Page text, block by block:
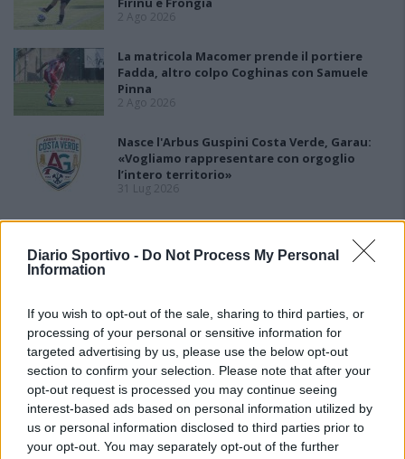
Diario Sportivo - Do Not Process My Personal
Information
If you wish to opt-out of the sale, sharing to third parties, or
processing of your personal or sensitive information for
targeted advertising by us, please use the below opt-out
section to confirm your selection. Please note that after your
opt-out request is processed you may continue seeing
interest-based ads based on personal information utilized by
us or personal information disclosed to third parties prior to
your opt-out. You may separately opt-out of the further
2 Ago 2026
La matricola Macomer prende il portiere
Fadda, altro colpo Coghinas con Samuele
Pinna
2 Ago 2026
Nasce l'Arbus Guspini Costa Verde, Garau:
«Vogliamo rappresentare con orgoglio
l’intero territorio»
31 Lug 2026
Il Sant'Elena si riprende il difensore Mancusi